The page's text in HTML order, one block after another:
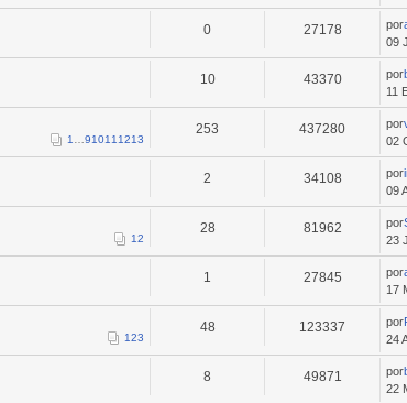
0 27178 por
09
10 43370 por
11
1 91011 1213
253 437280 por
02
2 34108 por
09
12
28 81962 por
23
1 27845 por
17
123
48 123337 por
24
8 49871 por
22